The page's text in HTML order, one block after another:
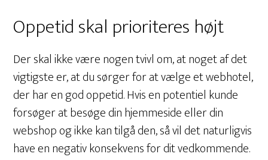
Oppetid skal prioriteres højt
Der skal ikke være nogen tvivl om, at noget af det
vigtigste er, at du sørger for at vælge et webhotel,
der har en god oppetid. Hvis en potentiel kunde
forsøger at besøge din hjemmeside eller din
webshop og ikke kan tilgå den, så vil det naturligvis
have en negativ konsekvens for dit vedkommende.